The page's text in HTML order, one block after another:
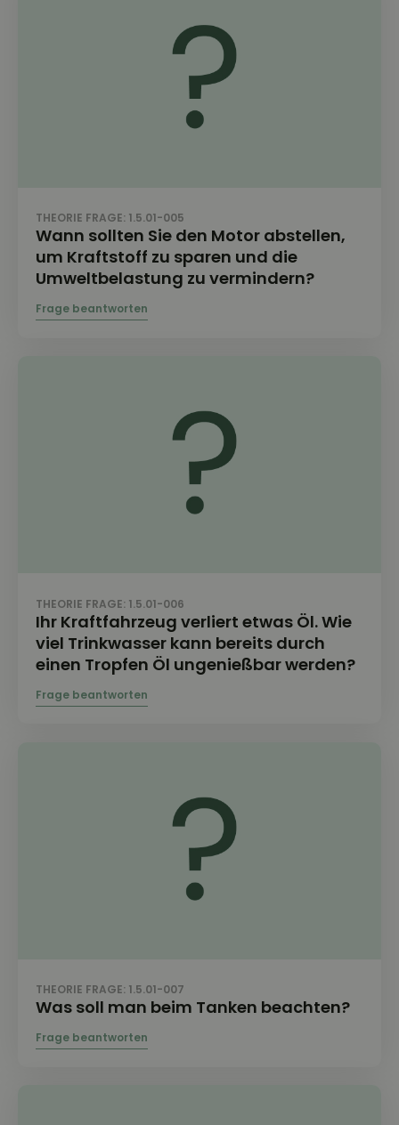
THEORIE FRAGE: 1.5.01-005
Wann sollten Sie den Motor abstellen,
um Kraftstoff zu sparen und die
Umweltbelastung zu vermindern?
THEORIE FRAGE: 1.5.01-006
Ihr Kraftfahrzeug verliert etwas Öl. Wie
viel Trinkwasser kann bereits durch
einen Tropfen Öl ungenießbar werden?
THEORIE FRAGE: 1.5.01-007
Was soll man beim Tanken beachten?